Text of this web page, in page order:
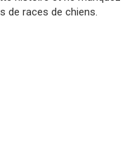
de races de chiens.